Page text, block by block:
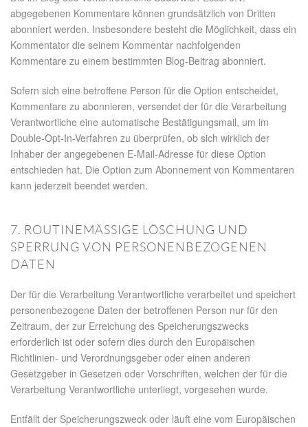
abgegebenen Kommentare können grundsätzlich von Dritten
abonniert werden. Insbesondere besteht die Möglichkeit, dass ein
Kommentator die seinem Kommentar nachfolgenden
Kommentare zu einem bestimmten Blog-Beitrag abonniert.
Sofern sich eine betroffene Person für die Option entscheidet,
Kommentare zu abonnieren, versendet der für die Verarbeitung
Verantwortliche eine automatische Bestätigungsmail, um im
Double-Opt-In-Verfahren zu überprüfen, ob sich wirklich der
Inhaber der angegebenen E-Mail-Adresse für diese Option
entschieden hat. Die Option zum Abonnement von Kommentaren
kann jederzeit beendet werden.
7. ROUTINEMÄSSIGE LÖSCHUNG UND S
PERRUNG VON PERSONENBEZOGENEN D
ATEN
Der für die Verarbeitung Verantwortliche verarbeitet und speichert
personenbezogene Daten der betroffenen Person nur für den
Zeitraum, der zur Erreichung des Speicherungszwecks
erforderlich ist oder sofern dies durch den Europäischen
Richtlinien- und Verordnungsgeber oder einen anderen
Gesetzgeber in Gesetzen oder Vorschriften, welchen der für die
Verarbeitung Verantwortliche unterliegt, vorgesehen wurde.
Entfällt der Speicherungszweck oder läuft eine vom Europäischen